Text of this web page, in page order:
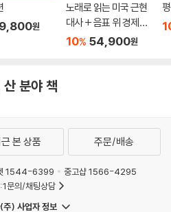
원
노래로 읽는 미국 근현
대사 + 음표 위 경제사
세트
10% 54,900원
분야 책
본 상품 주문/배송
1544-6399
중고샵 1566-4295
문의/채팅상담
주) 사업자 정보